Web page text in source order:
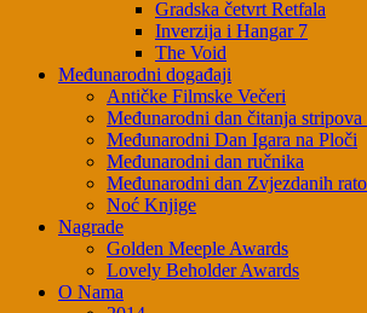
Gradska četvrt Retfala
Inverzija i Hangar 7
The Void
Međunarodni događaji
Antičke Filmske Večeri
Međunarodni dan čitanja stripova
Međunarodni Dan Igara na Ploči
Međunarodni dan ručnika
Međunarodni dan Zvjezdanih
Noć Knjige
Nagrade
Golden Meeple Awards
Lovely Beholder Awards
O Nama